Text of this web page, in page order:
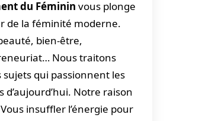
du Féminin vous plonge
de la féminité moderne.
bien-être,
Nous traitons
sujets qui passionnent les
d’aujourd’hui. Notre raison
Vous insuffler l’énergie pour